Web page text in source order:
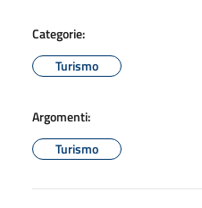
Categorie:
Turismo
Argomenti:
Turismo